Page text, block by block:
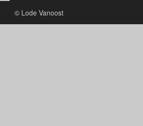
© Lode Vanoost